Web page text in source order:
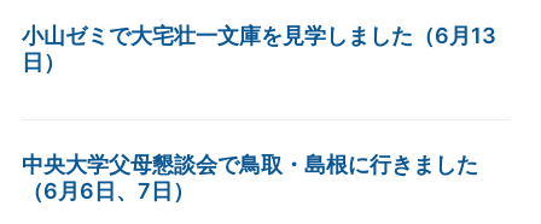
小山ゼミで大宅壮一文庫を見学しました（6月13
日）
中央大学父母懇談会で鳥取・島根に行きました
（6月6日、7日）